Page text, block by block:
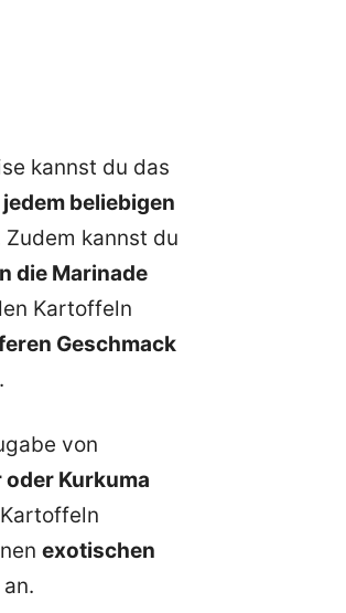
kannst du das
beliebigen
Zudem kannst du
die Marinade
Kartoffeln
Geschmack
von
Kurkuma
exotischen
an.